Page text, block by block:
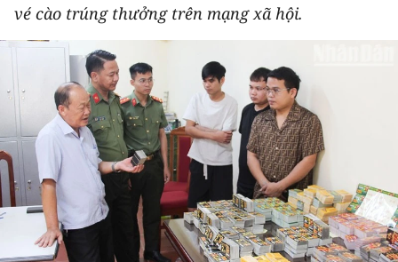
THẾ GIỚI
THỂ THAO
GIÁO DỤC
Y TẾ
KHOA HỌC - CÔNG NGHỆ
MÔI TRƯỜNG
vé cào trúng thưởng trên mạng xã hội.